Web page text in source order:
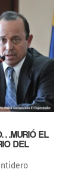
EL
DEL